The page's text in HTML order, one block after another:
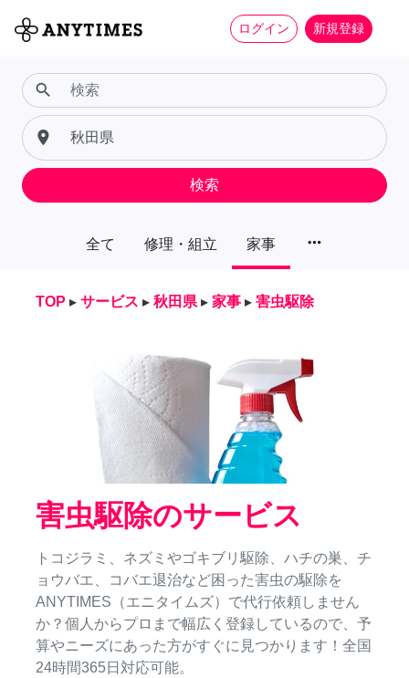
ログイン 新規登録
全て 修理・組立 家事 more_horiz
search
place
検索
TOP ▸ サービス ▸ 秋田県 ▸ 家事 ▸ 害虫駆除
害虫駆除のサービス
トコジラミ、ネズミやゴキブリ駆除、ハチの巣、チ
ョウバエ、コバエ退治など困った害虫の駆除を
ANYTIMES（エニタイムズ）で代行依頼しません
か？個人からプロまで幅広く登録しているので、予
算やニーズにあった方がすぐに見つかります！全国
24時間365日対応可能。